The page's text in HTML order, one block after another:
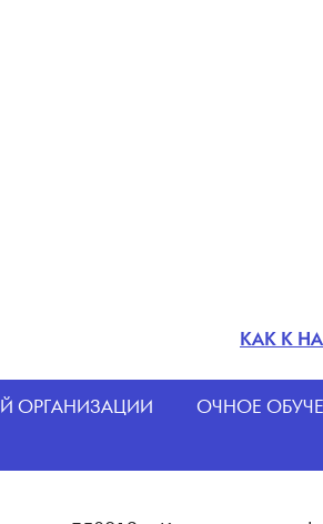
КАК К
ОРГАНИЗАЦИИ ОЧНОЕ